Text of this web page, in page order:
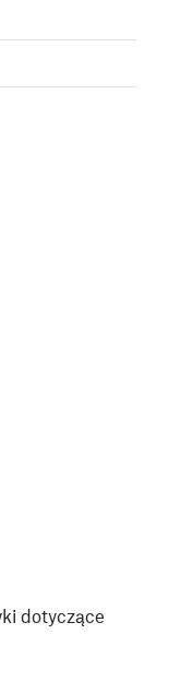
dotyczące